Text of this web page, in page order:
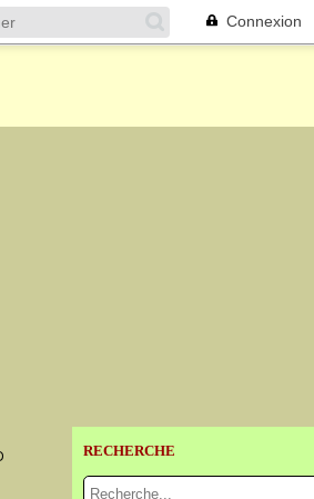
Connexion
RECHERCHE